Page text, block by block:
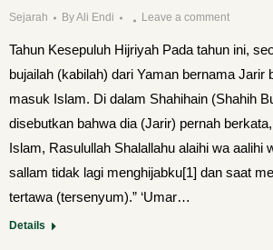
Sejarah ByAli Endi Leave a comment
Tahun Kesepuluh Hijriyah Pada tahun ini,
bujailah (kabilah) dari Yaman bernama Jarir
masuk Is­lam. Di dalam Shahihain (Shahih
disebut­kan bahwa dia (Jarir) pernah
Islam, Rasulullah Shalallahu alaihi wa aalihi
sallam tidak lagi menghijabku[1] dan saat
tertawa (tersenyum).” ‘Umar…
Details